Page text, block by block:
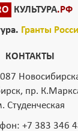
КУЛЬТУРА.РФ
Гранты
КОНТАКТЫ
пр.
Студенческая
+7 383 346